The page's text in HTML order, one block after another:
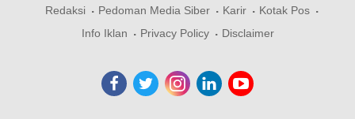
Redaksi Pedoman Media Siber Karir
Kotak Pos
Info Iklan
Privacy Policy Disclaimer